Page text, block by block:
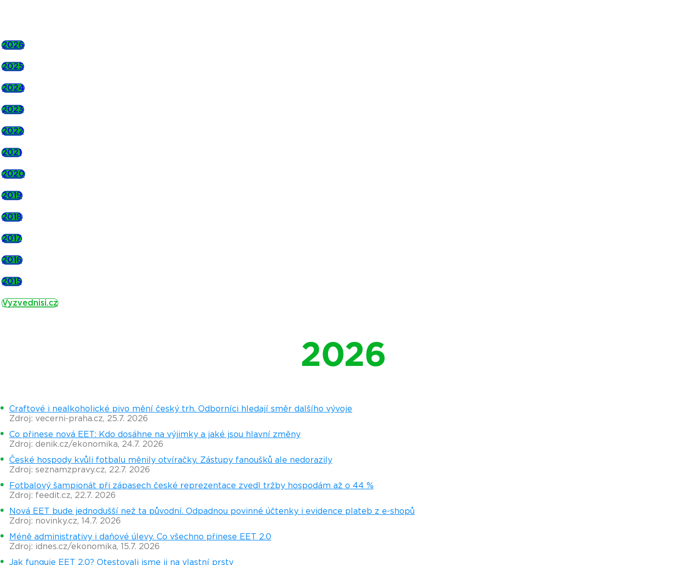
2026
2025
2024
2023
2022
2021
2020
2019
2018
2017
2016
2015
Vyzvednisi.cz
2026
Craftové i nealkoholické pivo mění český trh. Odborníci hledají směr dalšího vývoje
Zdroj: vecerni-praha.cz, 25.7. 2026
Co přinese nová EET: Kdo dosáhne na výjimky a jaké jsou hlavní změny
Zdroj: denik.cz/ekonomika, 24.7. 2026
České hospody kvůli fotbalu měnily otvíračky. Zástupy fanoušků ale nedorazily
Zdroj: seznamzpravy.cz, 22.7. 2026
Fotbalový šampionát při zápasech české reprezentace zvedl tržby hospodám až o 44 %
Zdroj: feedit.cz, 22.7. 2026
Nová EET bude jednodušší než ta původní. Odpadnou povinné účtenky i evidence plateb z e-shopů
Zdroj: novinky.cz, 14.7. 2026
Méně administrativy i daňové úlevy. Co všechno přinese EET 2.0
Zdroj: idnes.cz/ekonomika, 15.7. 2026
Jak funguje EET 2.0? Otestovali jsme ji na vlastní prsty